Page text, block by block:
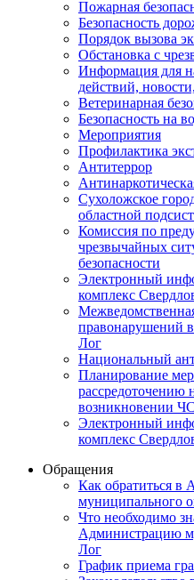
Пожарная
Безопасность
Порядок вызова
Обстановка с
Информация для
действий,
Ветеринарная
Безопасность на
Мероприятия
Профилактика
Антитеррор
Сухоложское
областной
Комиссия по
чрезвычайных
безопасности
Электронный
комплекс
правонарушений
Лог
Национальный
Планирование
рассредоточению
возникновении ЧС
Электронный
комплекс
Обращения
Как обратиться в
муниципального
Что необходимо
Администрацию
Лог
График приема